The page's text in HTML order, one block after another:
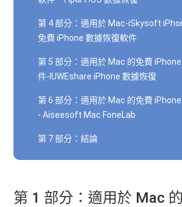
第 4 部分：適用於 Mac-iSkysoft
免費 iPhone 數據恢復軟件
第 5 部分：適用於 Mac 的免費
件-IUWEshare iPhone 數據恢復
第 6 部分：適用於 Mac 的免費
- Aiseesoft Mac FoneLab
第 7 部分：結論
第 1 部分：適用於 Mac